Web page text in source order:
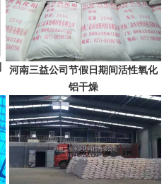
河南三益公司节假日期间活性氧化
铝干燥